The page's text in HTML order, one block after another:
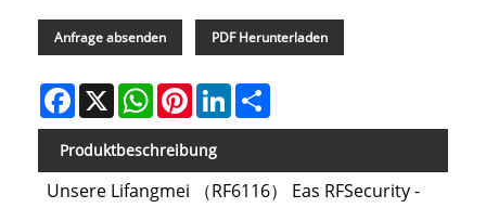
Anfrage absenden PDF Herunterladen
Facebook
X WhatsAppPinterestLinkedIn
Produktbeschreibung
Unsere Lifangmei （RF6116） Eas RFSecurity -